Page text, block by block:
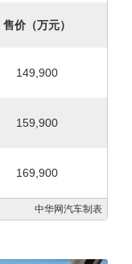
售价（万元）
149,900
159,900
169,900
中华网汽车制表